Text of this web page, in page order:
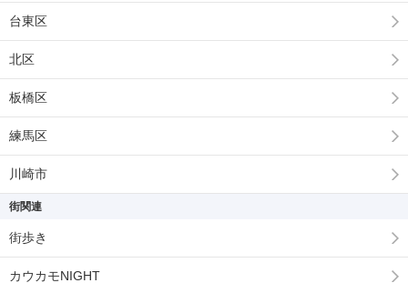
台東区
北区
板橋区
練馬区
川崎市
街関連
街歩き
カウカモNIGHT